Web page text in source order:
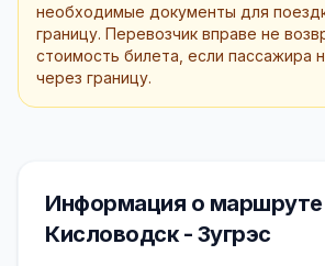
необходимые документы для
границу. Перевозчик вправе не
стоимость билета, если пассажира
через границу.
Информация о маршруте
Кисловодск - Зугрэс